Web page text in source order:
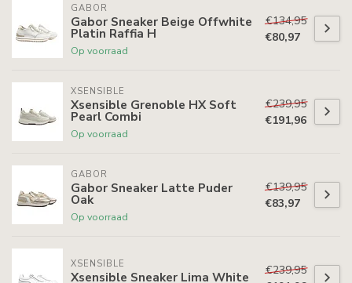
GABOR
Gabor Sneaker Beige Offwhite
Platin Raffia H
Op voorraad
€134,95
€80,97
XSENSIBLE
Xsensible Grenoble HX Soft
Pearl Combi
Op voorraad
€239,95
€191,96
GABOR
Gabor Sneaker Latte Puder
Oak
Op voorraad
€139,95
€83,97
XSENSIBLE
Xsensible Sneaker Lima White
€239,95